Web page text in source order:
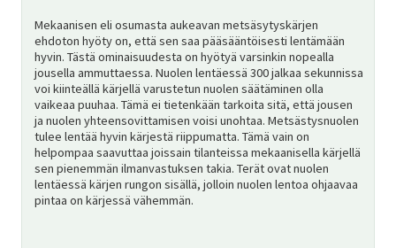
ENMekaanisen eli osumasta aukeavan metsäsytyskärjen
ehdoton hyöty on, että sen saa pääsääntöisesti lentämään
hyvin. Tästä ominaisuudesta on hyötyä varsinkin nopealla
jousella ammuttaessa. Nuolen lentäessä 300 jalkaa sekunnissa
voi kiinteällä kärjellä varustetun nuolen säätäminen olla
vaikeaa puuhaa. Tämä ei tietenkään tarkoita sitä, että jousen
ja nuolen yhteensovittamisen voisi unohtaa. Metsästysnuolen
tulee lentää hyvin kärjestä riippumatta. Tämä vain on
helpompaa saavuttaa joissain tilanteissa mekaanisella kärjellä
sen pienemmän ilmanvastuksen takia. Terät ovat nuolen
lentäessä kärjen rungon sisällä, jolloin nuolen lentoa ohjaavaa
pintaa on kärjessä vähemmän.